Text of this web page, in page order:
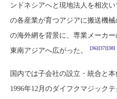
ンドネシアへと現地法人を相次
の各産業が育つアジアに搬送機
の海外網を背景に、専業メーカ
東南アジアへ広がった。
[36][37][38]
国内では子会社の設立・統合と
1996年12月のダイフクマジック